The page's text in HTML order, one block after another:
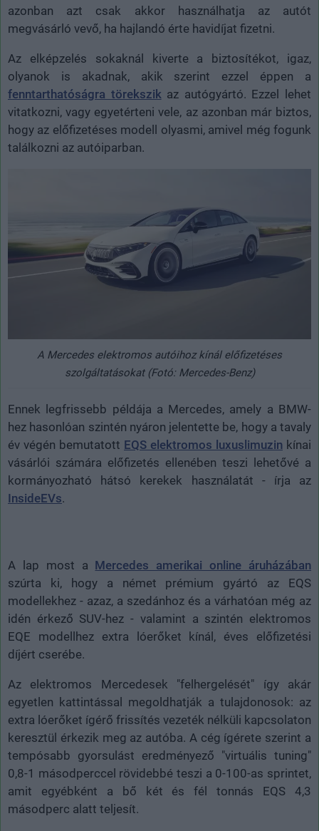
azonban azt csak akkor használhatja az autót
megvásárló vevő, ha hajlandó érte havidíjat fizetni.
Az elképzelés sokaknál kiverte a biztosítékot, igaz,
olyanok is akadnak, akik szerint ezzel éppen a
fenntarthatóságra törekszik az autógyártó. Ezzel lehet
vitatkozni, vagy egyetérteni vele, az azonban már biztos,
hogy az előfizetéses modell olyasmi, amivel még fogunk
találkozni az autóiparban.
A Mercedes elektromos autóihoz kínál előfizetéses
szolgáltatásokat (Fotó: Mercedes-Benz)
Ennek legfrissebb példája a Mercedes, amely a BMW-
hez hasonlóan szintén nyáron jelentette be, hogy a tavaly
év végén bemutatott EQS elektromos luxuslimuzin kínai
vásárlói számára előfizetés ellenében teszi lehetővé a
kormányozható hátsó kerekek használatát - írja az
InsideEVs.
A lap most a Mercedes amerikai online áruházában
szúrta ki, hogy a német prémium gyártó az EQS
modellekhez - azaz, a szedánhoz és a várhatóan még az
idén érkező SUV-hez - valamint a szintén elektromos
EQE modellhez extra lóerőket kínál, éves előfizetési
díjért cserébe.
Az elektromos Mercedesek "felhergelését" így akár
egyetlen kattintással megoldhatják a tulajdonosok: az
extra lóerőket ígérő frissítés vezeték nélküli kapcsolaton
keresztül érkezik meg az autóba. A cég ígérete szerint a
tempósabb gyorsulást eredményező "virtuális tuning"
0,8-1 másodperccel rövidebbé teszi a 0-100-as sprintet,
amit egyébként a bő két és fél tonnás EQS 4,3
másodperc alatt teljesít.